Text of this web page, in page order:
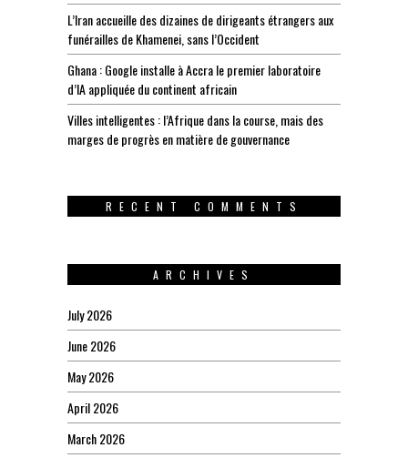
L’Iran accueille des dizaines de dirigeants étrangers aux
funérailles de Khamenei, sans l’Occident
Ghana : Google installe à Accra le premier laboratoire
d’IA appliquée du continent africain
Villes intelligentes : l’Afrique dans la course, mais des
marges de progrès en matière de gouvernance
RECENT COMMENTS
ARCHIVES
July 2026
June 2026
May 2026
April 2026
March 2026